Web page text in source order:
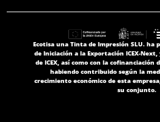
Ecotisa una Tinta de Impresión SLU. ha
de Iniciación a la Exportación ICEX-
de ICEX, así como con la cofinanciación
habiendo contribuido según la
crecimiento económico de esta
su conjunto.